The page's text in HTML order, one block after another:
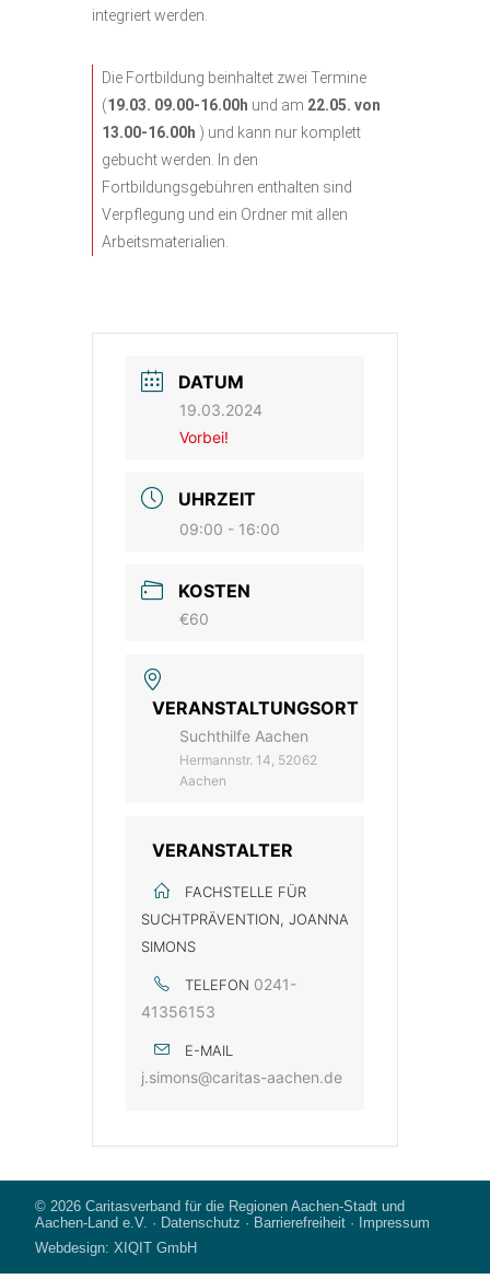
integriert werden.
Die Fortbildung beinhaltet zwei Termine
(19.03. 09.00-16.00h und am 22.05. von
13.00-16.00h ) und kann nur komplett
gebucht werden. In den
Fortbildungsgebühren enthalten sind
Verpflegung und ein Ordner mit allen
Arbeitsmaterialien.
DATUM
19.03.2024
Vorbei!
UHRZEIT
09:00 - 16:00
KOSTEN
€60
VERANSTALTUNGSORT
Suchthilfe Aachen
Hermannstr. 14, 52062
Aachen
VERANSTALTER
FACHSTELLE FÜR
SUCHTPRÄVENTION, JOANNA
SIMONS
TELEFON 0241-
41356153
E-MAIL
j.simons@caritas-aachen.de
© 2026 Caritasverband für die Regionen Aachen-Stadt und
Aachen-Land e.V. · Datenschutz · Barrierefreiheit ·
Impressum
Webdesign: XIQIT GmbH